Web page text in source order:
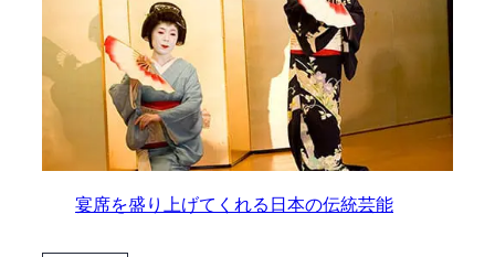
宴席を盛り上げてくれる日本の伝統芸能